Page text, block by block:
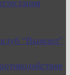
“Вымпел”